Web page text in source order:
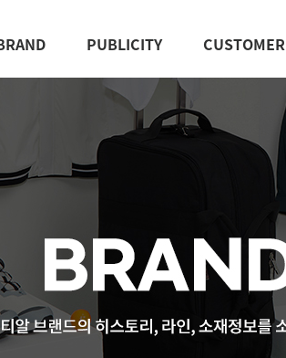
PUBLICITY CUSTOMER